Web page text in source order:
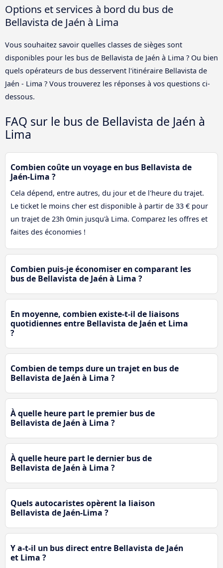
Options et services à bord du bus de
Bellavista de Jaén à Lima
Vous souhaitez savoir quelles classes de sièges sont
disponibles pour les bus de Bellavista de Jaén à Lima ? Ou bien
quels opérateurs de bus desservent l'itinéraire Bellavista de
Jaén - Lima ? Vous trouverez les réponses à vos questions ci-
dessous.
FAQ sur le bus de Bellavista de Jaén à
Lima
Combien coûte un voyage en bus Bellavista de
Jaén-Lima ?
Cela dépend, entre autres, du jour et de l'heure du trajet.
Le ticket le moins cher est disponible à partir de 33 € pour
un trajet de 23h 0min jusqu'à Lima. Comparez les offres et
faites des économies !
Combien puis-je économiser en comparant les
bus de Bellavista de Jaén à Lima ?
En moyenne, combien existe-t-il de liaisons
quotidiennes entre Bellavista de Jaén et Lima
?
Combien de temps dure un trajet en bus de
Bellavista de Jaén à Lima ?
À quelle heure part le premier bus de
Bellavista de Jaén à Lima ?
À quelle heure part le dernier bus de
Bellavista de Jaén à Lima ?
Quels autocaristes opèrent la liaison
Bellavista de Jaén-Lima ?
Y a-t-il un bus direct entre Bellavista de Jaén
et Lima ?